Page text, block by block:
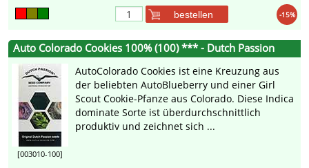
-15%
bestellen
Auto Colorado Cookies 100% (100) *** - Dutch Passion
[003010-100]
AutoColorado Cookies ist eine Kreuzung aus
der beliebten AutoBlueberry und einer Girl
Scout Cookie-Pfanze aus Colorado. Diese Indica
dominate Sorte ist überdurchschnittlich
produktiv und zeichnet sich ...